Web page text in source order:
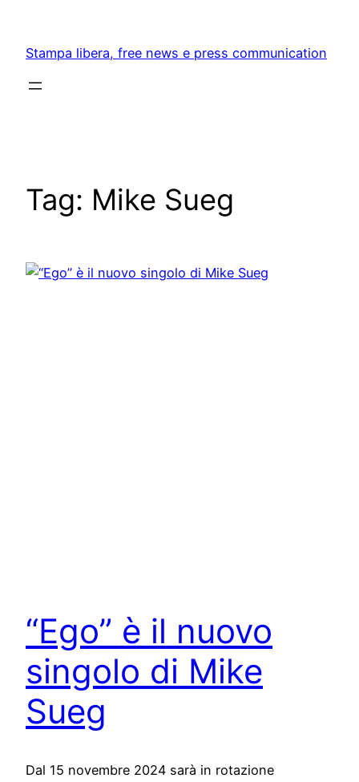
content
Stampa libera, free news e press communication
Tag: Mike Sueg
“Ego” è il nuovo
singolo di Mike
Sueg
Dal 15 novembre 2024 sarà in rotazione